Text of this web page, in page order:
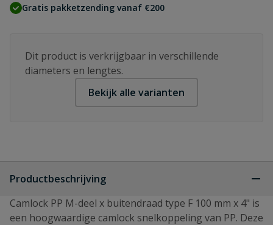
Gratis pakketzending vanaf €200
Dit product is verkrijgbaar in verschillende
diameters en lengtes.
Bekijk alle varianten
Productbeschrijving
Camlock PP M-deel x buitendraad type F 100 mm x 4" is
een hoogwaardige camlock snelkoppeling van PP. Deze